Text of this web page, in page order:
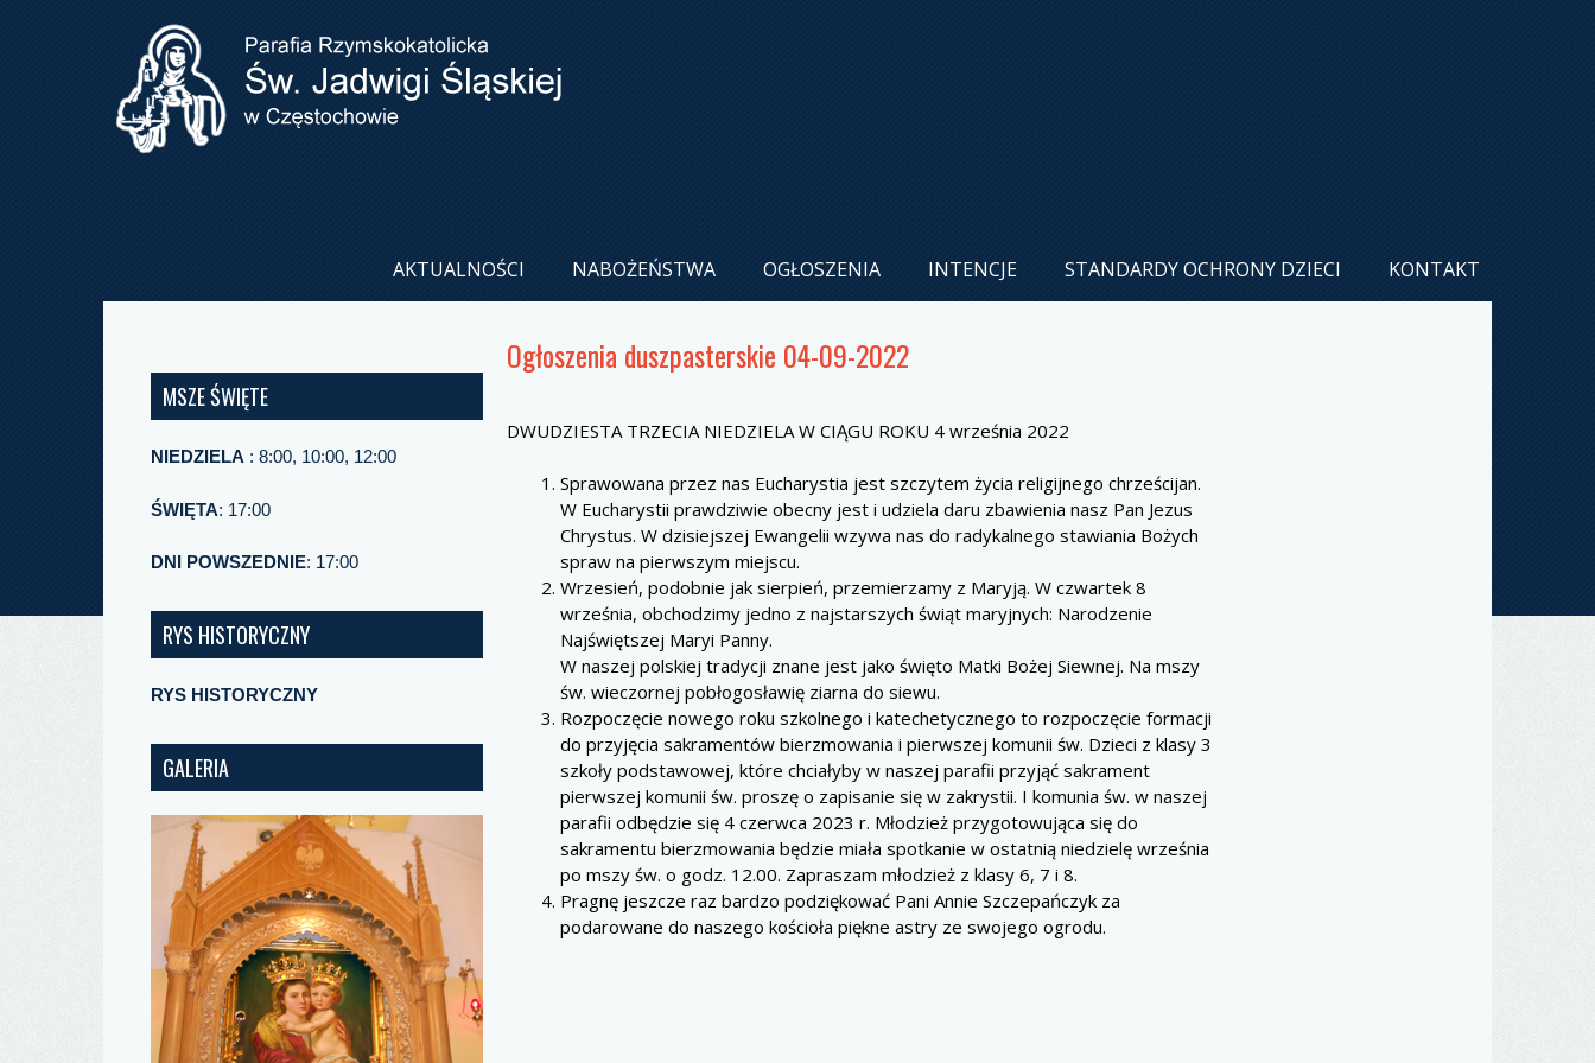
AKTUALNOŚCI NABOŻEŃSTWA OGŁOSZENIA INTENCJE STANDARDY OCHRONY DZIECI KONTAKT
MSZE ŚWIĘTE
NIEDZIELA : 8:00, 10:00, 12:00
ŚWIĘTA: 17:00
DNI POWSZEDNIE: 17:00
RYS HISTORYCZNY
RYS HISTORYCZNY
GALERIA
Ogłoszenia duszpasterskie 04-09-2022
DWUDZIESTA TRZECIA NIEDZIELA W CIĄGU ROKU 4 września 2022
Sprawowana przez nas Eucharystia jest szczytem życia religijnego chrześcijan.
W Eucharystii prawdziwie obecny jest i udziela daru zbawienia nasz Pan Jezus
Chrystus. W dzisiejszej Ewangelii wzywa nas do radykalnego stawiania Bożych
spraw na pierwszym miejscu.
Wrzesień, podobnie jak sierpień, przemierzamy z Maryją. W czwartek 8
września, obchodzimy jedno z najstarszych świąt maryjnych: Narodzenie
Najświętszej Maryi Panny.
W naszej polskiej tradycji znane jest jako święto Matki Bożej Siewnej. Na mszy
św. wieczornej pobłogosławię ziarna do siewu.
Rozpoczęcie nowego roku szkolnego i katechetycznego to rozpoczęcie formacji
do przyjęcia sakramentów bierzmowania i pierwszej komunii św. Dzieci z klasy 3
szkoły podstawowej, które chciałyby w naszej parafii przyjąć sakrament
pierwszej komunii św. proszę o zapisanie się w zakrystii. I komunia św. w naszej
parafii odbędzie się 4 czerwca 2023 r. Młodzież przygotowująca się do
sakramentu bierzmowania będzie miała spotkanie w ostatnią niedzielę września
po mszy św. o godz. 12.00. Zapraszam młodzież z klasy 6, 7 i 8.
Pragnę jeszcze raz bardzo podziękować Pani Annie Szczepańczyk za
podarowane do naszego kościoła piękne astry ze swojego ogrodu.